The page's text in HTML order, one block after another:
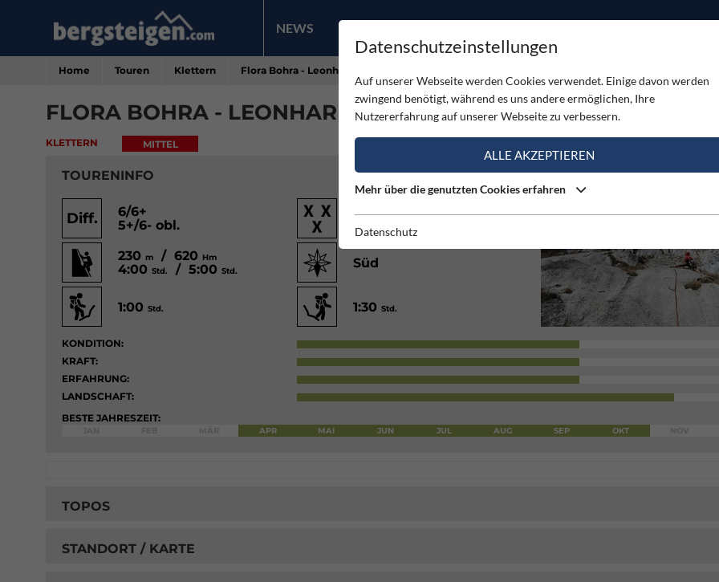
NEWS PRODUKTE
Home Touren Klettern Flora Bohra - Leonhardstein
FLORA BOHRA - LEONHARDSTEIN
KLETTERN MITTEL
TOURENINFO
Diff.
6/6+
5+/6- obl.
Gut
230m / 620 Hm
4:00Std. / 5:00Std.
Süd
1:00Std. 1:30Std.
KONDITION:
KRAFT:
ERFAHRUNG:
LANDSCHAFT:
BESTE JAHRESZEIT:
APR MAI JUN JUL AUG SEP OKT
TOPOS
STANDORT / KARTE
Datenschutzeinstellungen
Auf unserer Webseite werden Cookies verwendet. Einige davon werden
zwingend benötigt, während es uns andere ermöglichen, Ihre
Nutzererfahrung auf unserer Webseite zu verbessern.
ALLE AKZEPTIEREN
Mehr über die genutzten Cookies erfahren
Datenschutz